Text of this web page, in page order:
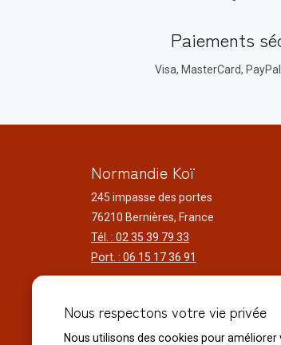
Paiements
Visa, MasterCard,
Normandie Koï
245 impasse des portes
76210 Bernières, France
Tél. : 02 35 39 79 33
Port. : 06 15 17 36 91
Du lundi au samedi
9h00 à 12h00 - 14h00 à 18h30
Nous respectons votre vie privée
Nous utilisons des cookies pour améliorer